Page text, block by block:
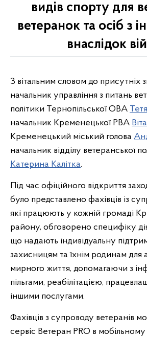
видів спорту для
ветеранок та осіб з
внаслідок
З вітальним словом до присутніх
начальник управління з питань
політики Тернопільської ОВА
начальник Кременецької РВА
Кременецький міський голова
начальник відділу ветеранської
Катерина Калітка.
Під час офіційного відкриття
було представлено фахівців із
які працюють у кожній громаді
району, обговорено специфіку
що надають індивідуальну
захисницям та їхнім родинам для
мирного життя, допомагаючи з
пільгами, реабілітацією,
іншими послугами.
Фахівців з супроводу ветеранів
сервіс Ветеран PRO в